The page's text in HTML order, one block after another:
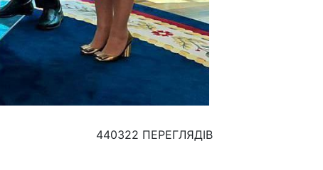
440322 ПЕРЕГЛЯДІВ